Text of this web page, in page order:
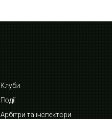
Клуби
Події
Арбітри та інспектори